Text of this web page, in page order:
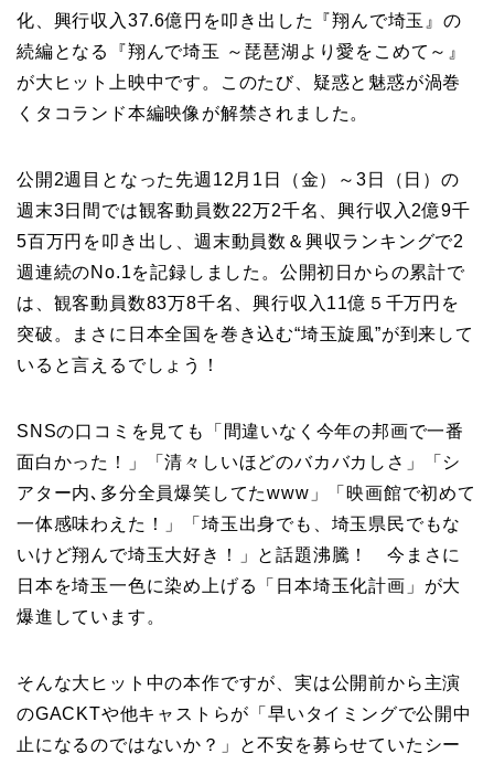
化、興行収入37.6億円を叩き出した『翔んで埼玉』の
続編となる『翔んで埼玉 ～琵琶湖より愛をこめて～』
が大ヒット上映中です。このたび、疑惑と魅惑が渦巻
くタコランド本編映像が解禁されました。
公開2週目となった先週12月1日（金）～3日（日）の
週末3日間では観客動員数22万2千名、興行収入2億9千
5百万円を叩き出し、週末動員数＆興収ランキングで2
週連続のNo.1を記録しました。公開初日からの累計で
は、観客動員数83万8千名、興行収入11億５千万円を
突破。まさに日本全国を巻き込む“埼玉旋風”が到来して
いると言えるでしょう！
SNSの口コミを見ても「間違いなく今年の邦画で一番
面白かった！」「清々しいほどのバカバカしさ」「シ
アター内､多分全員爆笑してたwww」「映画館で初めて
一体感味わえた！」「埼玉出身でも、埼玉県民でもな
いけど翔んで埼玉大好き！」と話題沸騰！ 今まさに
日本を埼玉一色に染め上げる「日本埼玉化計画」が大
爆進しています。
そんな大ヒット中の本作ですが、実は公開前から主演
のGACKTや他キャストらが「早いタイミングで公開中
止になるのではないか？」と不安を募らせていたシー